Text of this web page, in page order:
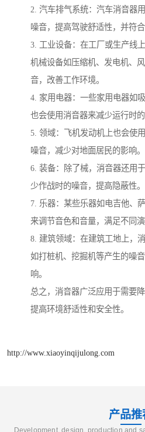
2. 汽车排气系统：汽车消音器
噪音，提高驾驶舒适性，并符
3. 工业设备：在工厂或生产线
机械设备如压缩机、发电机、
音，改善工作环境。
4. 家用电器：一些家用电器如
也会使用消音器来减少运行时
5. 领域：飞机发动机上也会使
噪音，减少对地面居民的影响。
6. 装备：除了械，消音器还用
少作战时的噪音，提高隐蔽性。
7. 乐器：某些乐器如电吉他、
来调节音色和音量，满足不同演
8. 建筑领域：在建筑工地上，
如打桩机、挖掘机等产生的噪
响。
总之，消音器广泛应用于需要
提高环境舒适性和安全性。
http://www.xiaoyinqijulong.com
产品推
Development, design, production and